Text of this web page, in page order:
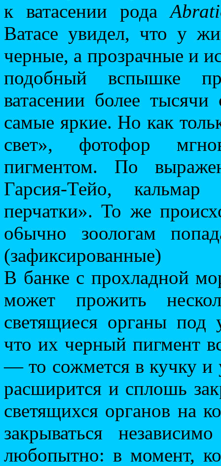
к ватасении рода
Ватасе увидел, что у
черные, а прозрачные и
подобный вспышке
ватасении более
самые яркие. Но как
свет», фотофор
пигментом. По
Гарсия-Тейо,
перчатки». То же
о6ычно зоологам
(зафиксированные)
В банке с прохладной
может прожить
светящиеся органы под
что их черный пигмент
— то сожмется в кучку и
расширится и сплошь
светящихся органов на
закрываться
любопытно: в момент,